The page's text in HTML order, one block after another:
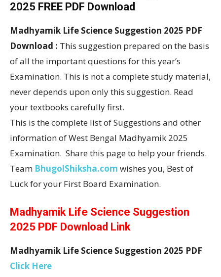
2025 FREE PDF Download
Madhyamik Life Science Suggestion 2025 PDF
Download : This suggestion prepared on the basis
of all the important questions for this year’s
Examination. This is not a complete study material,
never depends upon only this suggestion. Read
your textbooks carefully first.
This is the complete list of Suggestions and other
information of West Bengal Madhyamik 2025
Examination. Share this page to help your friends.
Team BhugolShiksha.com wishes you, Best of
Luck for your First Board Examination.
Madhyamik Life Science Suggestion
2025 PDF Download Link
Madhyamik Life Science Suggestion 2025 PDF
Click Here